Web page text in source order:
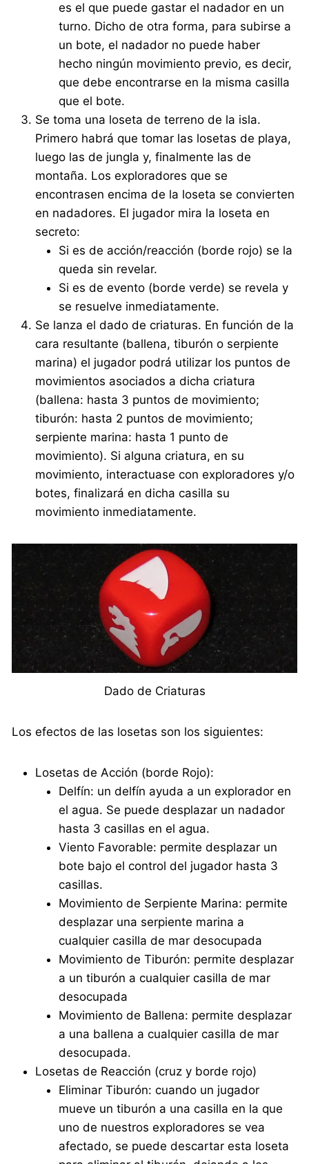
es el que puede gastar el nadador en un
turno. Dicho de otra forma, para subirse a
un bote, el nadador no puede haber
hecho ningún movimiento previo, es decir,
que debe encontrarse en la misma casilla
que el bote.
Se toma una loseta de terreno de la isla.
Primero habrá que tomar las losetas de playa,
luego las de jungla y, finalmente las de
montaña. Los exploradores que se
encontrasen encima de la loseta se convierten
en nadadores. El jugador mira la loseta en
secreto:
Si es de acción/reacción (borde rojo) se la
queda sin revelar.
Si es de evento (borde verde) se revela y
se resuelve inmediatamente.
Se lanza el dado de criaturas. En función de la
cara resultante (ballena, tiburón o serpiente
marina) el jugador podrá utilizar los puntos de
movimientos asociados a dicha criatura
(ballena: hasta 3 puntos de movimiento;
tiburón: hasta 2 puntos de movimiento;
serpiente marina: hasta 1 punto de
movimiento). Si alguna criatura, en su
movimiento, interactuase con exploradores y/o
botes, finalizará en dicha casilla su
movimiento inmediatamente.
Dado de Criaturas
Los efectos de las losetas son los siguientes:
Losetas de Acción (borde Rojo):
Delfín: un delfín ayuda a un explorador en
el agua. Se puede desplazar un nadador
hasta 3 casillas en el agua.
Viento Favorable: permite desplazar un
bote bajo el control del jugador hasta 3
casillas.
Movimiento de Serpiente Marina: permite
desplazar una serpiente marina a
cualquier casilla de mar desocupada
Movimiento de Tiburón: permite desplazar
a un tiburón a cualquier casilla de mar
desocupada
Movimiento de Ballena: permite desplazar
a una ballena a cualquier casilla de mar
desocupada.
Losetas de Reacción (cruz y borde rojo)
Eliminar Tiburón: cuando un jugador
mueve un tiburón a una casilla en la que
uno de nuestros exploradores se vea
afectado, se puede descartar esta loseta